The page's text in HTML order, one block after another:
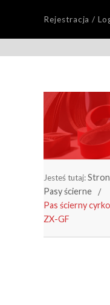
Rejestracja /
Jesteś tutaj:
Pasy ścierne
Pas ścierny
ZX-GF